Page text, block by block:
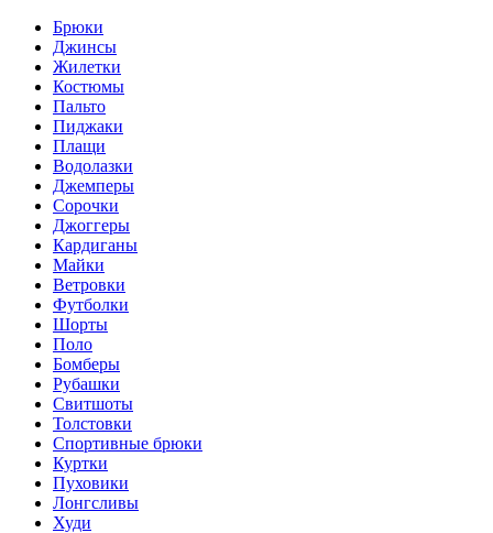
Брюки
Джинсы
Жилетки
Костюмы
Пальто
Пиджаки
Плащи
Водолазки
Джемперы
Сорочки
Джоггеры
Кардиганы
Майки
Ветровки
Футболки
Шорты
Поло
Бомберы
Рубашки
Свитшоты
Толстовки
Спортивные брюки
Куртки
Пуховики
Лонгсливы
Худи